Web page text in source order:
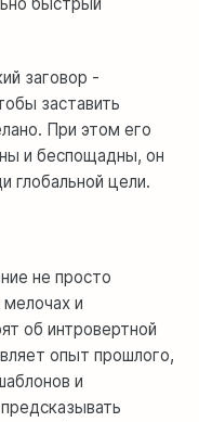
быстрый
заговор -
заставить
При этом его
и беспощадны, он
глобальной цели.
не просто
мелочах и
об интровертной
опыт прошлого,
и